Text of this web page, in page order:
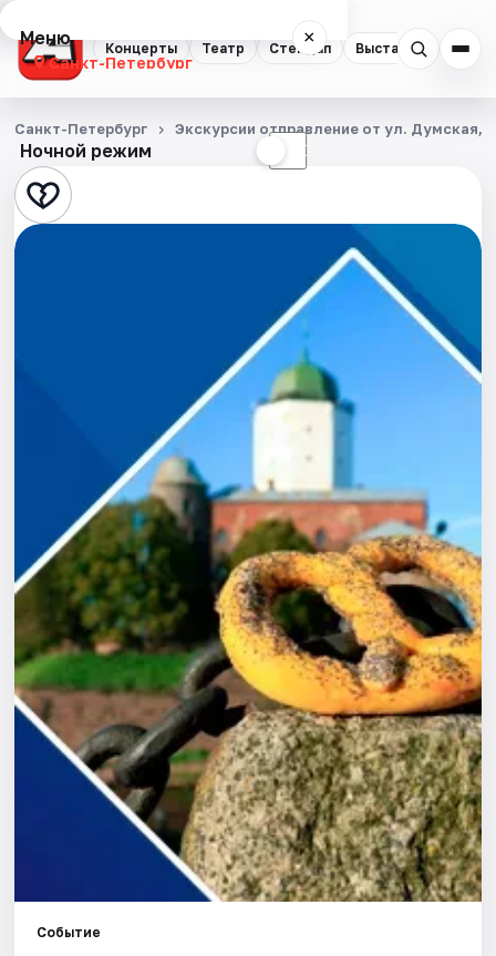
Концерты Театр Стендап Выставки
Меню ×
Санкт-Петербург
Концерты
Театр
Стендап
Города
Площадки
Артисты
Рейтинги
Ночной режим ☾
Санкт-Петербург Экскурсии отправление от ул. Думская,
Событие